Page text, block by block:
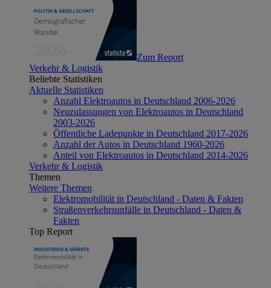
Zum Report
Verkehr & Logistik
Beliebte Statistiken
Aktuelle Statistiken
Anzahl Elektroautos in Deutschland 2006-2026
Neuzulassungen von Elektroautos in Deutschland
2003-2026
Öffentliche Ladepunkte in Deutschland 2017-2026
Anzahl der Autos in Deutschland 1960-2026
Anteil von Elektroautos in Deutschland 2014-2026
Verkehr & Logistik
Themen
Weitere Themen
Elektromobilität in Deutschland - Daten & Fakten
Straßenverkehrsunfälle in Deutschland - Daten &
Fakten
Top Report